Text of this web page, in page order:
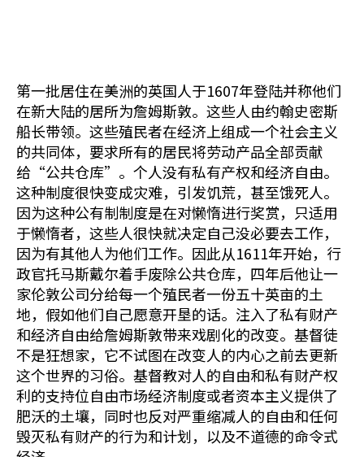
第一批居住在美洲的英国人于1607年登陆并称他们
在新大陆的居所为詹姆斯敦。这些人由约翰史密斯
船长带领。这些殖民者在经济上组成一个社会主义
的共同体，要求所有的居民将劳动产品全部贡献
给“公共仓库”。个人没有私有产权和经济自由。
这种制度很快变成灾难，引发饥荒，甚至饿死人。
因为这种公有制制度是在对懒惰进行奖赏，只适用
于懒惰者，这些人很快就决定自己没必要去工作，
因为有其他人为他们工作。因此从1611年开始，行
政官托马斯戴尔着手废除公共仓库，四年后他让一
家伦敦公司分给每一个殖民者一份五十英亩的土
地，假如他们自己愿意开垦的话。注入了私有财产
和经济自由给詹姆斯敦带来戏剧化的改变。基督徒
不是狂想家，它不试图在改变人的内心之前去更新
这个世界的习俗。基督教对人的自由和私有财产权
利的支持位自由市场经济制度或者资本主义提供了
肥沃的土壤，同时也反对严重缩减人的自由和任何
毁灭私有财产的行为和计划，以及不道德的命令式